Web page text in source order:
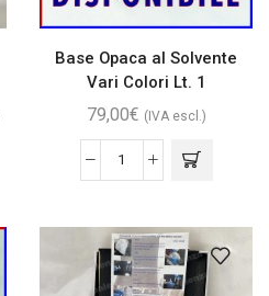
Base Opaca al Solvente
Vari Colori Lt. 1
79,00€ (IVA escl.)